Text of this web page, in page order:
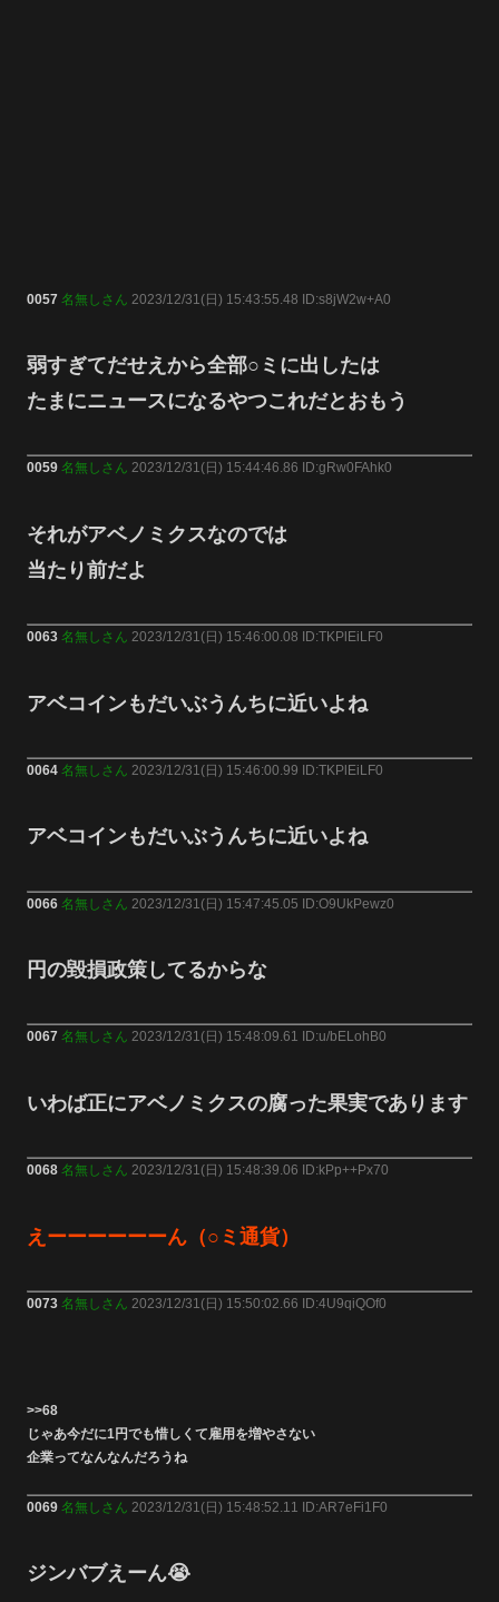
0057 名無しさん 2023/12/31(日) 15:43:55.48 ID:s8jW2w+A0
弱すぎてだせえから全部○ミに出したは
たまにニュースになるやつこれだとおもう
0059 名無しさん 2023/12/31(日) 15:44:46.86 ID:gRw0FAhk0
それがアベノミクスなのでは
当たり前だよ
0063 名無しさん 2023/12/31(日) 15:46:00.08 ID:TKPlEiLF0
アベコインもだいぶうんちに近いよね
0064 名無しさん 2023/12/31(日) 15:46:00.99 ID:TKPlEiLF0
アベコインもだいぶうんちに近いよね
0066 名無しさん 2023/12/31(日) 15:47:45.05 ID:O9UkPewz0
円の毀損政策してるからな
0067 名無しさん 2023/12/31(日) 15:48:09.61 ID:u/bELohB0
いわば正にアベノミクスの腐った果実であります
0068 名無しさん 2023/12/31(日) 15:48:39.06 ID:kPp++Px70
えーーーーーーん（○ミ通貨）
0073 名無しさん 2023/12/31(日) 15:50:02.66 ID:4U9qiQOf0
>>68
じゃあ今だに1円でも惜しくて雇用を増やさない
企業ってなんなんだろうね
0069 名無しさん 2023/12/31(日) 15:48:52.11 ID:AR7eFi1F0
ジンバブえーん😭